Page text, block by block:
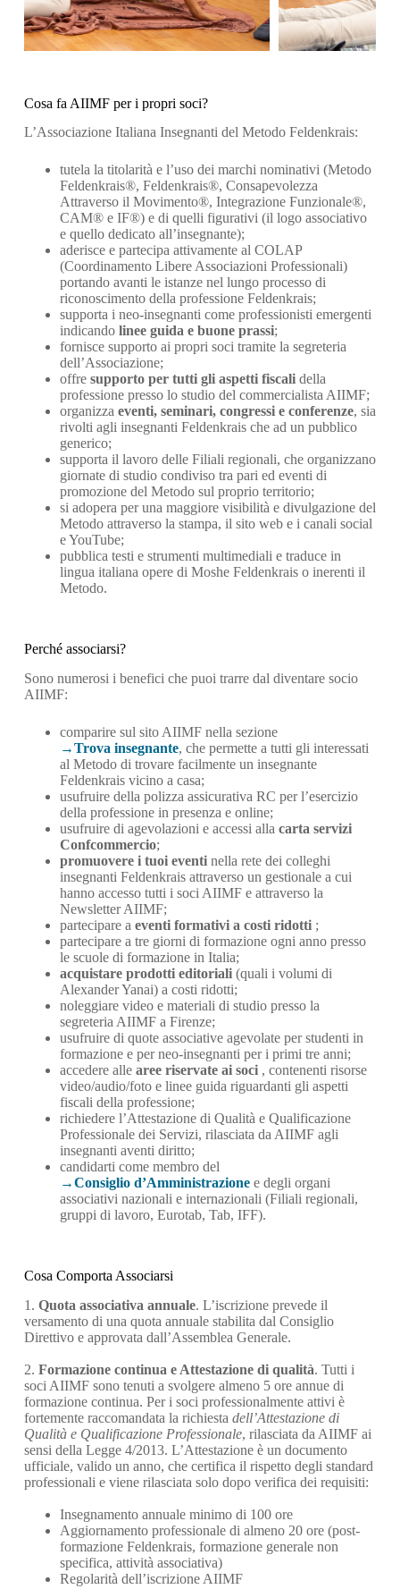
Cosa fa AIIMF per i propri soci?
L’Associazione Italiana Insegnanti del Metodo Feldenkrais:
tutela la titolarità e l’uso dei marchi nominativi (Metodo
Feldenkrais®, Feldenkrais®, Consapevolezza
Attraverso il Movimento®, Integrazione Funzionale®,
CAM® e IF®) e di quelli figurativi (il logo associativo
e quello dedicato all’insegnante);
aderisce e partecipa attivamente al COLAP
(Coordinamento Libere Associazioni Professionali)
portando avanti le istanze nel lungo processo di
riconoscimento della professione Feldenkrais;
supporta i neo-insegnanti come professionisti emergenti
indicando linee guida e buone prassi;
fornisce supporto ai propri soci tramite la segreteria
dell’Associazione;
offre supporto per tutti gli aspetti fiscalidella
professione presso lo studio del commercialista AIIMF;
organizza eventi, seminari, congressi e conferenze, sia
rivolti agli insegnanti Feldenkrais che ad un pubblico
generico;
supporta il lavoro delle Filiali regionali, che organizzano
giornate di studio condiviso tra pari ed eventi di
promozione del Metodo sul proprio territorio;
si adopera per una maggiore visibilità e divulgazione del
Metodo attraverso la stampa, il sito web e i canali social
e YouTube;
pubblica testi e strumenti multimediali e traduce in
lingua italiana opere di Moshe Feldenkrais o inerenti il
Metodo.
Perché associarsi?
Sono numerosi i benefici che puoi trarre dal diventare socio
AIIMF:
comparire sul sito AIIMF nella sezione
Trova insegnante, che permette a tutti gli interessati
al Metodo di trovare facilmente un insegnante
Feldenkrais vicino a casa;
usufruire della polizza assicurativa RC per l’esercizio
della professione in presenza e online;
usufruire di agevolazioni e accessi alla carta servizi
Confcommercio;
promuovere i tuoi eventinella rete dei colleghi
insegnanti Feldenkrais attraverso un gestionale a cui
hanno accesso tutti i soci AIIMF e attraverso la
Newsletter AIIMF;
partecipare a eventi formativi a costi ridotti;
partecipare a tre giorni di formazione ogni anno presso
le scuole di formazione in Italia;
acquistare prodotti editoriali(quali i volumi di
Alexander Yanai) a costi ridotti;
noleggiare video e materiali di studio presso la
segreteria AIIMF a Firenze;
usufruire di quote associative agevolate per studenti in
formazione e per neo-insegnanti per i primi tre anni;
accedere alle aree riservate ai soci, contenenti risorse
video/audio/foto e linee guida riguardanti gli aspetti
fiscali della professione;
richiedere l’Attestazione di Qualità e Qualificazione
Professionale dei Servizi, rilasciata da AIIMF agli
insegnanti aventi diritto;
candidarti come membro del
Consiglio d’Amministrazionee degli organi
associativi nazionali e internazionali (Filiali regionali,
gruppi di lavoro, Eurotab, Tab, IFF).
Cosa Comporta Associarsi
1. Quota associativa annuale. L’iscrizione prevede il
versamento di una quota annuale stabilita dal Consiglio
Direttivo e approvata dall’Assemblea Generale.
2. Formazione continua e Attestazione di qualità. Tutti i
soci AIIMF sono tenuti a svolgere almeno 5 ore annue di
formazione continua. Per i soci professionalmente attivi è
fortemente raccomandata la richiesta dell’Attestazione di
Qualità e Qualificazione Professionale, rilasciata da AIIMF ai
sensi della Legge 4/2013. L’Attestazione è un documento
ufficiale, valido un anno, che certifica il rispetto degli standard
professionali e viene rilasciata solo dopo verifica dei requisiti:
Insegnamento annuale minimo di 100 ore
Aggiornamento professionale di almeno 20 ore (post-
formazione Feldenkrais, formazione generale non
specifica, attività associativa)
Regolarità dell’iscrizione AIIMF